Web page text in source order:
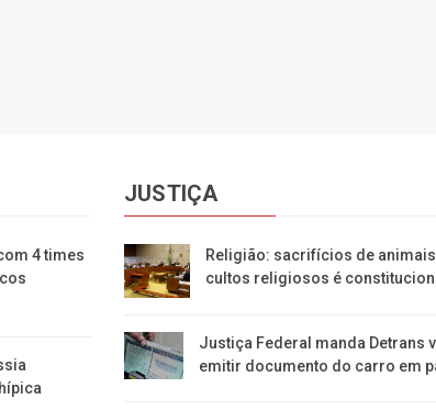
4 times
JUSTIÇA
Religião: sacrifícios de
cultos religiosos é
Justiça Federal manda Detrans
emitir documento do carro em